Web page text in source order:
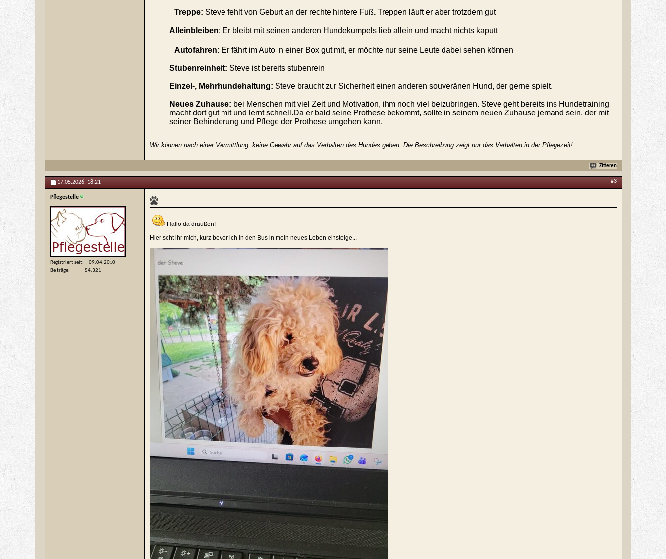
Treppe: Steve fehlt von Geburt an der rechte hintere Fuß. Treppen läuft er aber trotzdem gut
Alleinbleiben: Er bleibt mit seinen anderen Hundekumpels lieb allein und macht nichts kaputt
Autofahren: Er fährt im Auto in einer Box gut mit, er möchte nur seine Leute dabei sehen können
Stubenreinheit: Steve ist bereits stubenrein
Einzel-, Mehrhundehaltung: Steve braucht zur Sicherheit einen anderen souveränen Hund, der gerne spielt.
Neues Zuhause: bei Menschen mit viel Zeit und Motivation, ihm noch viel beizubringen. Steve geht bereits ins Hundetraining,
macht dort gut mit und lernt schnell.Da er bald seine Prothese bekommt, sollte in seinem neuen Zuhause jemand sein, der mit
seiner Behinderung und Pflege der Prothese umgehen kann.
Wir können nach einer Vermittlung, keine Gewähr auf das Verhalten des Hundes geben. Die Beschreibung zeigt nur das Verhalten in der Pflegezeit!
Zitieren
17.05.2026, 18:21 #3
Pflegestelle
Registriert seit
09.04.2010
Beiträge
54.321
Hallo da draußen!
Hier seht ihr mich, kurz bevor ich in den Bus in mein neues Leben einsteige...